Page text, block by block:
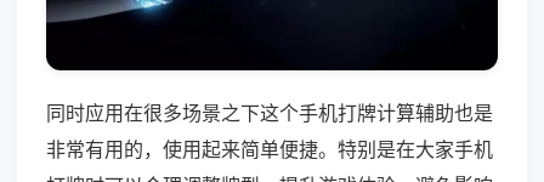
同时应用在很多场景之下这个手机打牌计算辅助也是
非常有用的，使用起来简单便捷。特别是在大家手机